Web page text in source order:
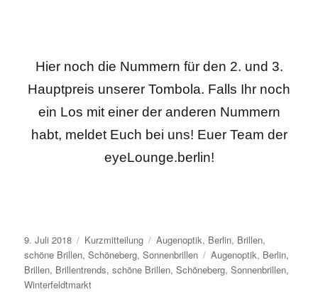
Hier noch die Nummern für den 2. und 3.
Hauptpreis unserer Tombola. Falls Ihr noch
ein Los mit einer der anderen Nummern
habt, meldet Euch bei uns! Euer Team der
eyeLounge.berlin!
Veröffentlicht
am
9. Juli 2018 Format
Kurzmitteilung Kategorien
Augenoptik, Berlin, Brillen,
schöne Brillen,Schöneberg,Sonnenbrillen Schlagwörter
Augenoptik, Berlin,
Brillen, Brillentrends,schöne Brillen,Schöneberg,Sonnenbrillen,
Winterfeldtmarkt